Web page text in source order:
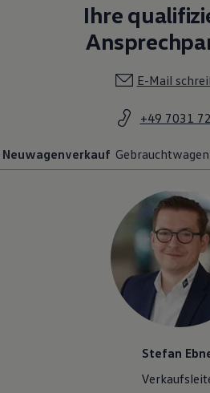
Ihre
E-Mail
+49 7031
Neuwagenverkauf
Stefan